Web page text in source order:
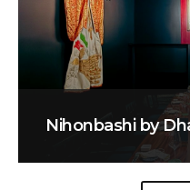
Nihonbashi by